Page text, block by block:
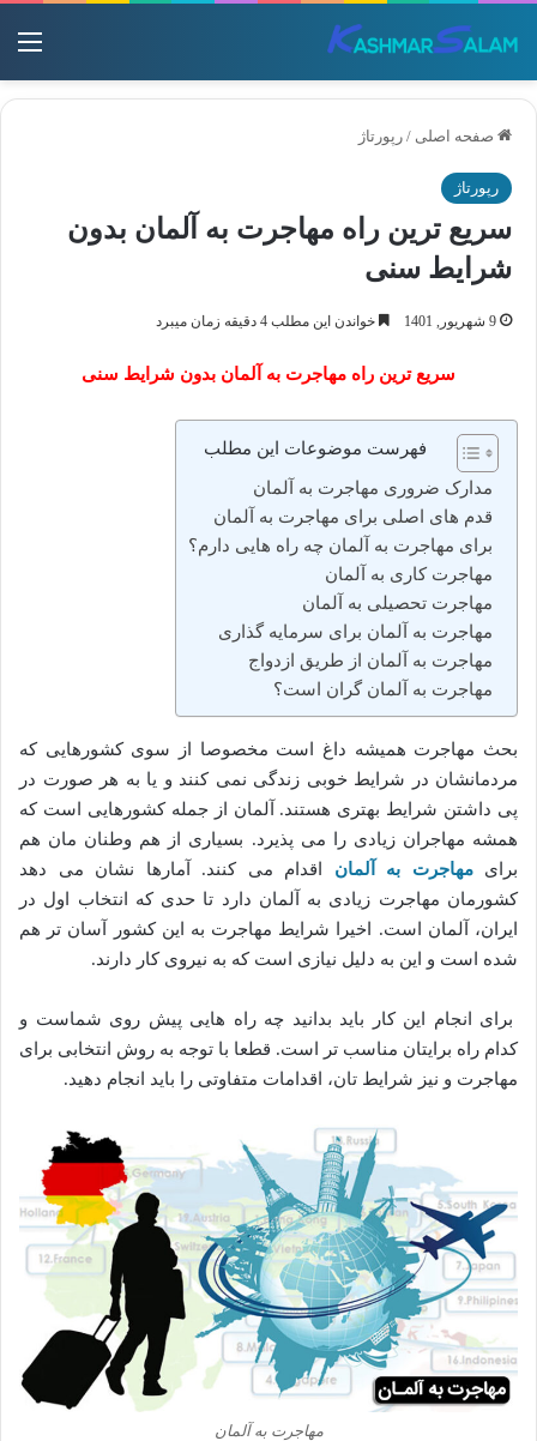
صفحه اصلی / رپورتاژ
رپورتاژ
سریع ترین راه مهاجرت به آلمان بدون
شرایط سنی
9 شهریور, 1401 خواندن این مطلب 4 دقیقه زمان میبرد
سریع ترین راه مهاجرت به آلمان بدون شرایط سنی
فهرست موضوعات این مطلب
مدارک ضروری مهاجرت به آلمان
قدم های اصلی برای مهاجرت به آلمان
برای مهاجرت به آلمان چه راه هایی دارم؟
مهاجرت کاری به آلمان
مهاجرت تحصیلی به آلمان
مهاجرت به آلمان برای سرمایه گذاری
مهاجرت به آلمان از طریق ازدواج
مهاجرت به آلمان گران است؟
بحث مهاجرت همیشه داغ است مخصوصا از سوی کشورهایی که
مردمانشان در شرایط خوبی زندگی نمی کنند و یا به هر صورت در
پی داشتن شرایط بهتری هستند. آلمان از جمله کشورهایی است که
همشه مهاجران زیادی را می پذیرد. بسیاری از هم وطنان مان هم
برایمهاجرت به آلمان اقدام می کنند. آمارها نشان می دهد
کشورمان مهاجرت زیادی به آلمان دارد تا حدی که انتخاب اول در
ایران، آلمان است. اخیرا شرایط مهاجرت به این کشور آسان تر هم
شده است و این به دلیل نیازی است که به نیروی کار دارند.
برای انجام این کار باید بدانید چه راه هایی پیش روی شماست و
کدام راه برایتان مناسب تر است. قطعا با توجه به روش انتخابی برای
مهاجرت و نیز شرایط تان، اقدامات متفاوتی را باید انجام دهید.
مهاجرت به آلمان